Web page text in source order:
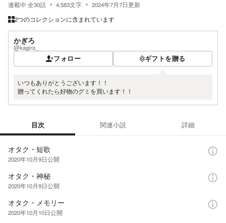
連載中 全30話 4,583文字 2024年7月7日更新
2つのコレクションに含まれています
かぎろ
@kagiro_
フォロー ギフトを贈る
いつもありがとうございます！！
贈ってくれたら好物のグミを買います！！
目次 関連小説 詳細
オタク・短歌
2020年10月9日公開
オタク・神秘
2020年10月9日公開
オタク・メモリー
2020年10月10日公開